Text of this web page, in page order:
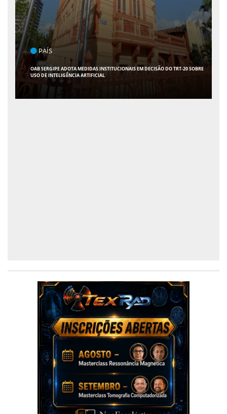
PAÍS
OAB SERGIPE ADOTA MEDIDAS INSTITUCIONAIS EM DECISÃO DO TRT-20 SOBRE
USO DE INTELIGÊNCIA ARTIFICIAL